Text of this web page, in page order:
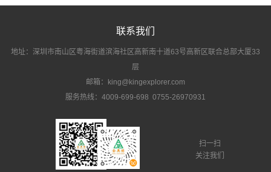
联系我们
地址：深圳市南山区粤海街道滨海社区高新南十道63号高新区联合总部大厦33
层
邮箱：king@kingexplorer.com
服务热线：4009-699-698 0755-26970931
扫一扫
关注我们